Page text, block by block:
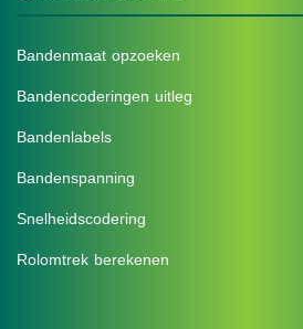
Bandenmaat opzoeken
Bandencoderingen uitleg
Bandenlabels
Bandenspanning
Snelheidscodering
Rolomtrek berekenen